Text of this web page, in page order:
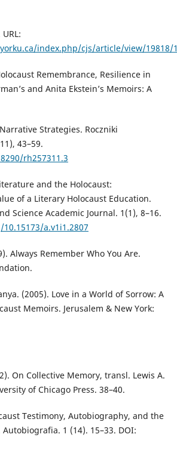
index.php/cjs/article/view/19818/
Remembrance, Resilience in
and Anita Ekstein’s Memoirs: A
Strategies. Roczniki
43–59.
rh257311.3
and the Holocaust:
of a Literary Holocaust Education.
Science Academic Journal. 1(1), 8–16.
a.v1i1.2807
Always Remember Who You Are.
(2005). Love in a World of Sorrow: A
Memoirs. Jerusalem & New York:
On Collective Memory, transl. Lewis A.
of Chicago Press. 38–40.
Testimony, Autobiography, and the
Autobiografia. 1 (14). 15–33. DOI: